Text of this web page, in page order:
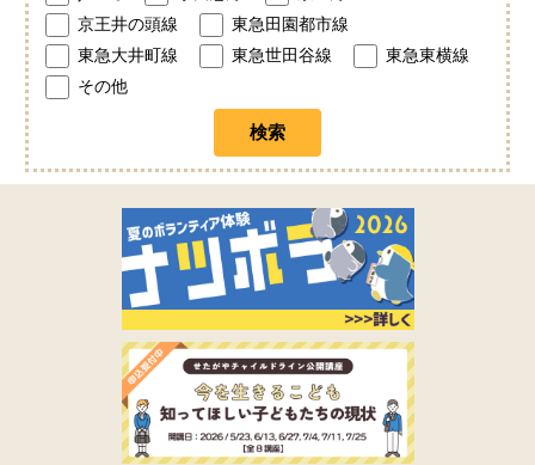
京王井の頭線
東急田園都市線
東急大井町線
東急世田谷線
東急東横線
その他